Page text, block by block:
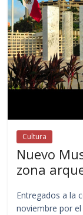
Cultura
Nuevo
zona
Entregados a la
noviembre por